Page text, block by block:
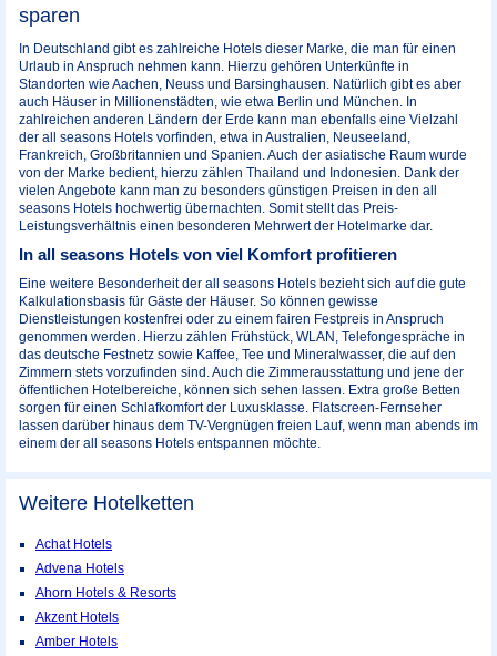
sparen
In Deutschland gibt es zahlreiche Hotels dieser Marke, die man für einen
Urlaub in Anspruch nehmen kann. Hierzu gehören Unterkünfte in
Standorten wie Aachen, Neuss und Barsinghausen. Natürlich gibt es aber
auch Häuser in Millionenstädten, wie etwa Berlin und München. In
zahlreichen anderen Ländern der Erde kann man ebenfalls eine Vielzahl
der all seasons Hotels vorfinden, etwa in Australien, Neuseeland,
Frankreich, Großbritannien und Spanien. Auch der asiatische Raum wurde
von der Marke bedient, hierzu zählen Thailand und Indonesien. Dank der
vielen Angebote kann man zu besonders günstigen Preisen in den all
seasons Hotels hochwertig übernachten. Somit stellt das Preis-
Leistungsverhältnis einen besonderen Mehrwert der Hotelmarke dar.
In all seasons Hotels von viel Komfort profitieren
Eine weitere Besonderheit der all seasons Hotels bezieht sich auf die gute
Kalkulationsbasis für Gäste der Häuser. So können gewisse
Dienstleistungen kostenfrei oder zu einem fairen Festpreis in Anspruch
genommen werden. Hierzu zählen Frühstück, WLAN, Telefongespräche in
das deutsche Festnetz sowie Kaffee, Tee und Mineralwasser, die auf den
Zimmern stets vorzufinden sind. Auch die Zimmerausstattung und jene der
öffentlichen Hotelbereiche, können sich sehen lassen. Extra große Betten
sorgen für einen Schlafkomfort der Luxusklasse. Flatscreen-Fernseher
lassen darüber hinaus dem TV-Vergnügen freien Lauf, wenn man abends im
einem der all seasons Hotels entspannen möchte.
Weitere Hotelketten
Achat Hotels
Advena Hotels
Ahorn Hotels & Resorts
Akzent Hotels
Amber Hotels